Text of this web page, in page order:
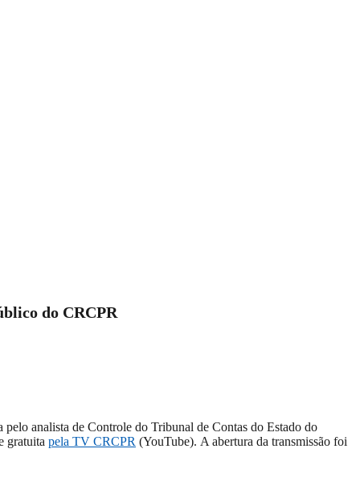
do CRCPR
analista de Controle do Tribunal de Contas do Estado do
gratuita pela TV CRCPR (YouTube). A abertura da transmissão foi